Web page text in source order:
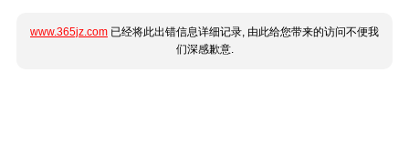
www.365jz.com 已经将此出错信息详细记录, 由此给您带来的访问不便我
们深感歉意.